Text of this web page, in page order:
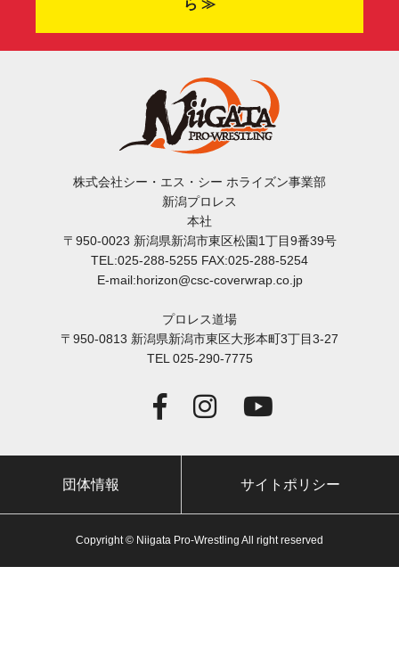
ら ≫
株式会社シー・エス・シー ホライズン事業部
新潟プロレス
本社
〒950-0023 新潟県新潟市東区松園1丁目9番39号
TEL:025-288-5255 FAX:025-288-5254
E-mail:horizon@csc-coverwrap.co.jp
プロレス道場
〒950-0813 新潟県新潟市東区大形本町3丁目3-27
TEL 025-290-7775
団体情報 サイトポリシー
Copyright © Niigata Pro-Wrestling All right reserved